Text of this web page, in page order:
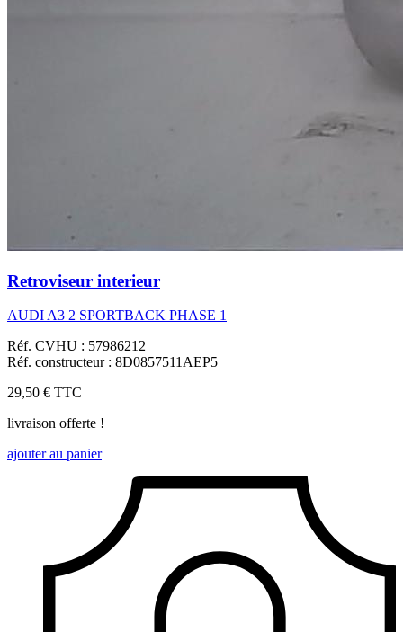
Retroviseur interieur
AUDI A3 2 SPORTBACK PHASE 1
Réf. CVHU : 57986212
Réf. constructeur : 8D0857511AEP5
29,50 € TTC
livraison offerte !
ajouter au panier